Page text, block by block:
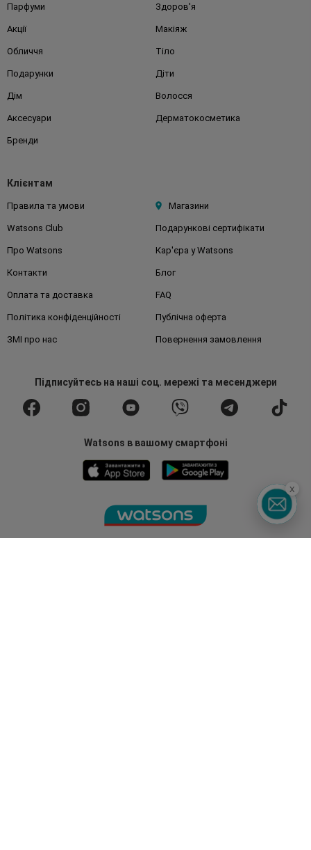
Парфуми Здоров'я
Акції Макіяж
Обличчя Тіло
Подарунки Діти
Дім Волосся
Аксесуари Дерматокосметика
Бренди
Клієнтам
Правила та умови Магазини
Watsons Club Подарункові сертифікати
Про Watsons Кар'єра у Watsons
Контакти Блог
Оплата та доставка FAQ
Політика конфіденційності Публічна оферта
ЗМІ про нас Повернення замовлення
Підписуйтесьна наші соц. мережі та месенджери
Watsons в вашому смартфоні
x